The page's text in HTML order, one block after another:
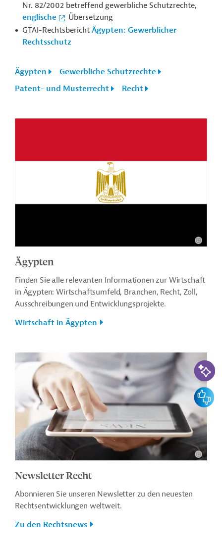
Nr. 82/2002 betreffend gewerbliche Schutzrechte,
englische
Übersetzung
GTAI-Rechtsbericht Ägypten: Gewerblicher
Rechtsschutz
Ägypten
Gewerbliche Schutzrechte
Patent- und Musterrecht
Recht
Ägypten
Finden Sie alle relevanten Informationen zur Wirtschaft
in Ägypten: Wirtschaftsumfeld, Branchen, Recht, Zoll,
Ausschreibungen und Entwicklungsprojekte.
Wirtschaft in Ägypten
Newsletter Recht
Abonnieren Sie unseren Newsletter zu den neuesten
Rechtsentwicklungen weltweit.
Zu den Rechtsnews
KI-